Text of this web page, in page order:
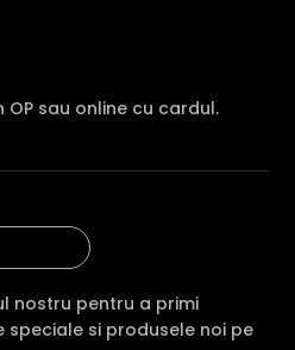
sau online cu cardul.
nostru pentru a primi
si produsele noi pe